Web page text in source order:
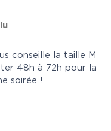
–
conseille la taille M
48h à 72h pour la
soirée !